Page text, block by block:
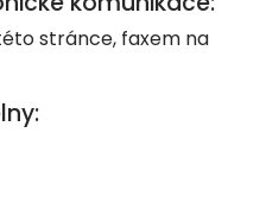
stránce, faxem na